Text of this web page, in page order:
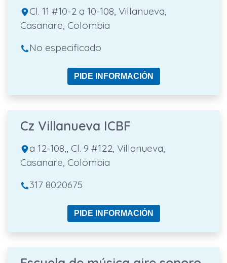
Cl. 11 #10-2 a 10-108, Villanueva,
Casanare, Colombia
No especificado
PIDE INFORMACIÓN
Cz Villanueva ICBF
a 12-108,, Cl. 9 #122, Villanueva,
Casanare, Colombia
317 8020675
PIDE INFORMACIÓN